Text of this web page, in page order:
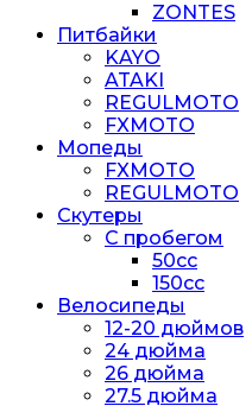
ZONTES
Питбайки
KAYO
ATAKI
REGULMOTO
FXMOTO
Мопеды
FXMOTO
REGULMOTO
Скутеры
С пробегом
50cc
150cc
Велосипеды
12-20 дюймов
24 дюйма
26 дюйма
27.5 дюйма